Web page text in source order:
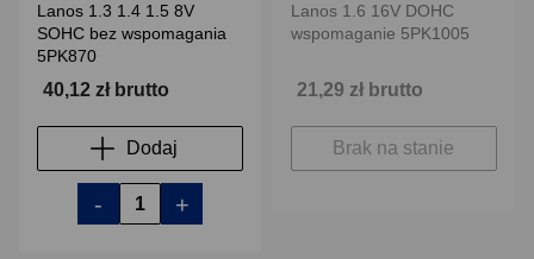
Lanos 1.3 1.4 1.5 8V
SOHC bez wspomagania
5PK870
40,12 zł brutto
Dodaj
- +
Lanos 1.6 16V DOHC
wspomaganie 5PK1005
21,29 zł brutto
Brak na stanie